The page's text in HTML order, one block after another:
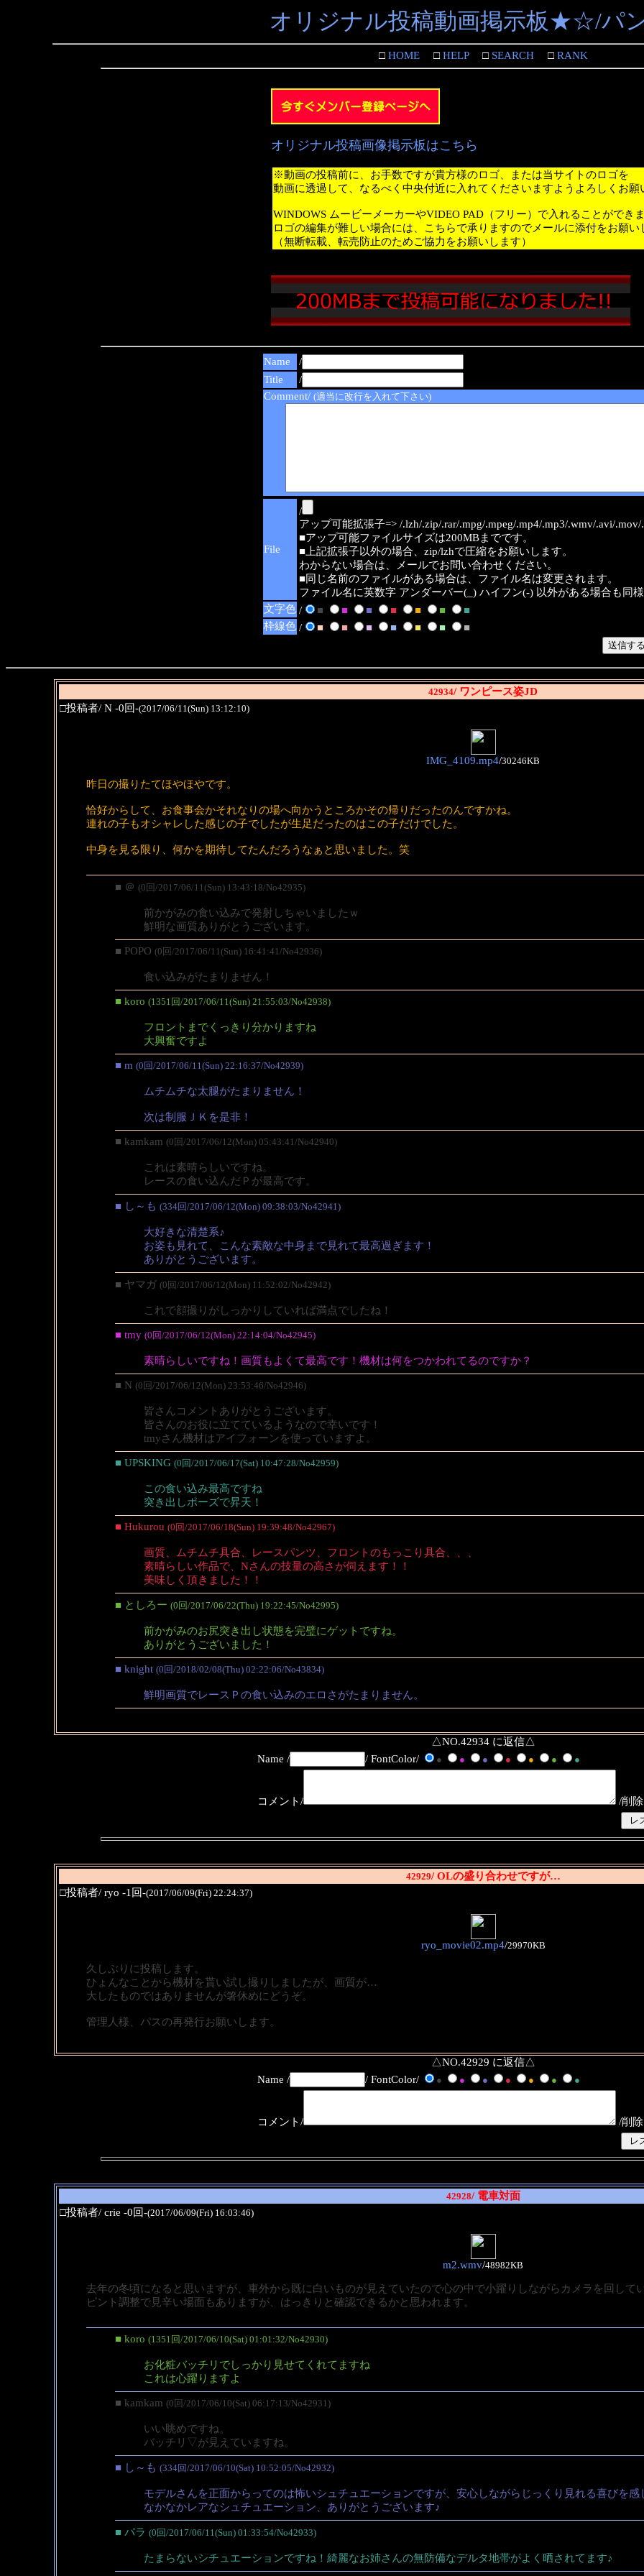
オリジナル投稿動画掲示板★☆/パ
□HOME□HELP□SEARCH□RANK
オリジナル投稿画像掲示板はこちら
※動画の投稿前に、お手数ですが貴方様のロゴ、または当サイトのロゴを
動画に透過して、なるべく中央付近に入れてくださいますようよろしくお願
WINDOWS ムービーメーカーやVIDEO PAD（フリー）で入れることができ
ロゴの編集が難しい場合には、こちらで承りますのでメールに添付をお願い
（無断転載、転売防止のためご協力をお願いします）
Name
/
Title
/
Comment/ (適当に改行を入れて下さい)
File
/
アップ可能拡張子=> /.lzh/.zip/.rar/.mpg/.mpeg/.mp4/.mp3/.wmv/.avi/.mov/
■アップ可能ファイルサイズは200MBまでです。
■上記拡張子以外の場合、zip/lzhで圧縮をお願いします。
わからない場合は、メールでお問い合わせください。
■同じ名前のファイルがある場合は、ファイル名は変更されます。
ファイル名に英数字 アンダーバー(_) ハイフン(-) 以外がある場合も同
文字色 / ■ ■ ■ ■ ■ ■
■
枠線色 / ■ ■ ■ ■ ■ ■ ■
42934/ ワンピース姿JD
□投稿者/ N -0回-(2017/06/11(Sun) 13:12:10)
IMG_4109.mp4/30246KB
昨日の撮りたてほやほやです。
恰好からして、お食事会かそれなりの場へ向かうところかその帰りだったのんですかね。
連れの子もオシャレした感じの子でしたが生足だったのはこの子だけでした。
中身を見る限り、何かを期待してたんだろうなぁと思いました。笑
■ ＠ (0回/2017/06/11(Sun) 13:43:18/No42935)
前かがみの食い込みで発射しちゃいましたｗ
鮮明な画質ありがとうございます。
■ POPO (0回/2017/06/11(Sun) 16:41:41/No42936)
食い込みがたまりません！
■ koro (1351回/2017/06/11(Sun) 21:55:03/No42938)
フロントまでくっきり分かりますね
大興奮ですよ
■ m (0回/2017/06/11(Sun) 22:16:37/No42939)
ムチムチな太腿がたまりません！
次は制服ＪＫを是非！
■ kamkam (0回/2017/06/12(Mon) 05:43:41/No42940)
これは素晴らしいですね。
レースの食い込んだＰが最高です。
■ し～も (334回/2017/06/12(Mon) 09:38:03/No42941)
大好きな清楚系♪
お姿も見れて、こんな素敵な中身まで見れて最高過ぎます！
ありがとうございます。
■ ヤマガ (0回/2017/06/12(Mon) 11:52:02/No42942)
これで顔撮りがしっかりしていれば満点でしたね！
■ tmy (0回/2017/06/12(Mon) 22:14:04/No42945)
素晴らしいですね！画質もよくて最高です！機材は何をつかわれてるのですか？
■ N (0回/2017/06/12(Mon) 23:53:46/No42946)
皆さんコメントありがとうございます。
皆さんのお役に立てているようなので幸いです！
tmyさん機材はアイフォーンを使っていますよ。
■ UPSKING (0回/2017/06/17(Sat) 10:47:28/No42959)
この食い込み最高ですね
突き出しポーズで昇天！
■ Hukurou (0回/2017/06/18(Sun) 19:39:48/No42967)
画質、ムチムチ具合、レースパンツ、フロントのもっこり具合、、、
素晴らしい作品で、Nさんの技量の高さが伺えます！！
美味しく頂きました！！
■ としろー (0回/2017/06/22(Thu) 19:22:45/No42995)
前かがみのお尻突き出し状態を完璧にゲットですね。
ありがとうございました！
■ knight (0回/2018/02/08(Thu) 02:22:06/No43834)
鮮明画質でレースＰの食い込みのエロさがたまりません。
△NO.42934 に返信△
Name /
/ FontColor/ ● ● ● ● ● ● ●
コメント/ /削
42929/ OLの盛り合わせですが…
□投稿者/ ryo -1回-(2017/06/09(Fri) 22:24:37)
ryo_movie02.mp4/29970KB
久しぶりに投稿します。
ひょんなことから機材を貰い試し撮りしましたが、画質が…
大したものではありませんが箸休めにどうぞ。
管理人様、パスの再発行お願いします。
△NO.42929 に返信△
Name /
/ FontColor/ ● ● ● ● ● ● ●
コメント/ /削
42928/ 電車対面
□投稿者/ crie -0回-(2017/06/09(Fri) 16:03:46)
m2.wmv/48982KB
去年の冬頃になると思いますが、車外から既に白いものが見えていたので心の中で小躍りしながらカメラを回して
ピント調整で見辛い場面もありますが、はっきりと確認できるかと思われます。
■ koro (1351回/2017/06/10(Sat) 01:01:32/No42930)
お化粧バッチリでしっかり見せてくれてますね
これは心躍りますよ
■ kamkam (0回/2017/06/10(Sat) 06:17:13/No42931)
いい眺めですね。
バッチリ▽が見えていますね。
■ し～も (334回/2017/06/10(Sat) 10:52:05/No42932)
モデルさんを正面からってのは怖いシュチュエーションですが、安心しながらじっくり見れる喜びを感
なかなかレアなシュチュエーション、ありがとうございます♪
■ パラ (0回/2017/06/11(Sun) 01:33:54/No42933)
たまらないシチュエーションですね！綺麗なお姉さんの無防備なデルタ地帯がよく晒されてます♪